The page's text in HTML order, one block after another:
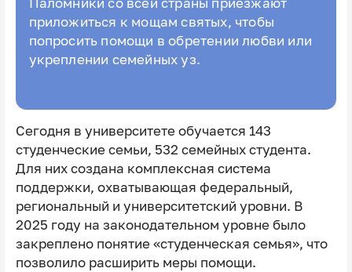
Паломники со всей страны приезжают
приложиться к мощам святых, чтобы
попросить помощи в обретении любви или
укреплении семейных уз.
Сегодня в университете обучается 143
студенческие семьи, 532 семейных студента.
Для них создана комплексная система
поддержки, охватывающая федеральный,
региональный и университетский уровни. В
2025 году на законодательном уровне было
закреплено понятие «студенческая семья», что
позволило расширить меры помощи.